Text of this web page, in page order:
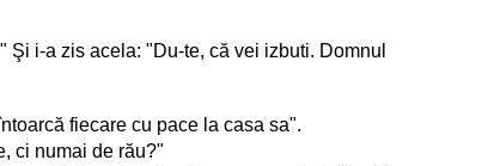
i-a zis acela: "Du-te, că vei izbuti. Domnul
fiecare cu pace la casa sa".
ci numai de rău?"